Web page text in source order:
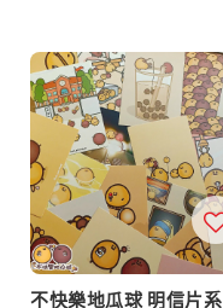
不快樂地瓜球 明信片系